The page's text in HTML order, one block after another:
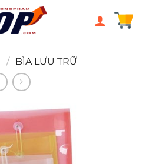
/ BÌA LƯU TRỮ